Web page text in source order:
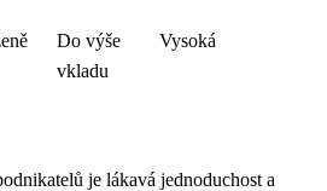
Do výše
vkladu
Vysoká
je lákavá jednoduchost a